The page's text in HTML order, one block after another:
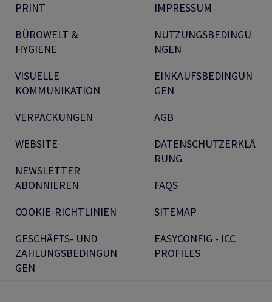
PRINT
BÜROWELT &
HYGIENE
VISUELLE
KOMMUNIKATION
VERPACKUNGEN
WEBSITE
NEWSLETTER
ABONNIEREN
COOKIE-RICHTLINIEN
GESCHÄFTS- UND
ZAHLUNGSBEDINGUN
GEN
IMPRESSUM
NUTZUNGSBEDINGU
NGEN
EINKAUFSBEDINGUN
GEN
AGB
DATENSCHUTZERKLÄ
RUNG
FAQS
SITEMAP
EASYCONFIG - ICC
PROFILES